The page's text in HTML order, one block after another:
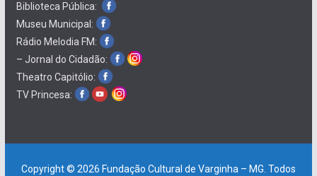
Biblioteca Pública:
Museu Municipal:
Rádio Melodia FM:
– Jornal do Cidadão:
Theatro Capitólio:
TV Princesa:
Copyright © 2026 Fundação Cultural de Varginha – MG . Todos